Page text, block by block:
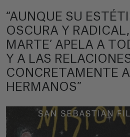
“AUNQUE SU
OSCURA Y
MARTE’ APELA A
Y A LAS
CONCRETAMENTE
HERMANOS”